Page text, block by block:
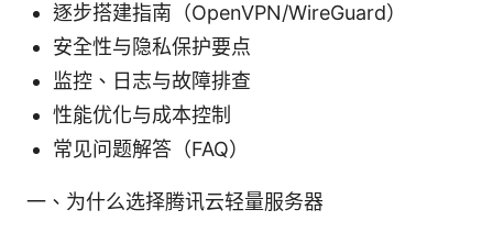
逐步搭建指南（OpenVPN/WireGuard）
安全性与隐私保护要点
监控、日志与故障排查
性能优化与成本控制
常见问题解答（FAQ）
一、为什么选择腾讯云轻量服务器